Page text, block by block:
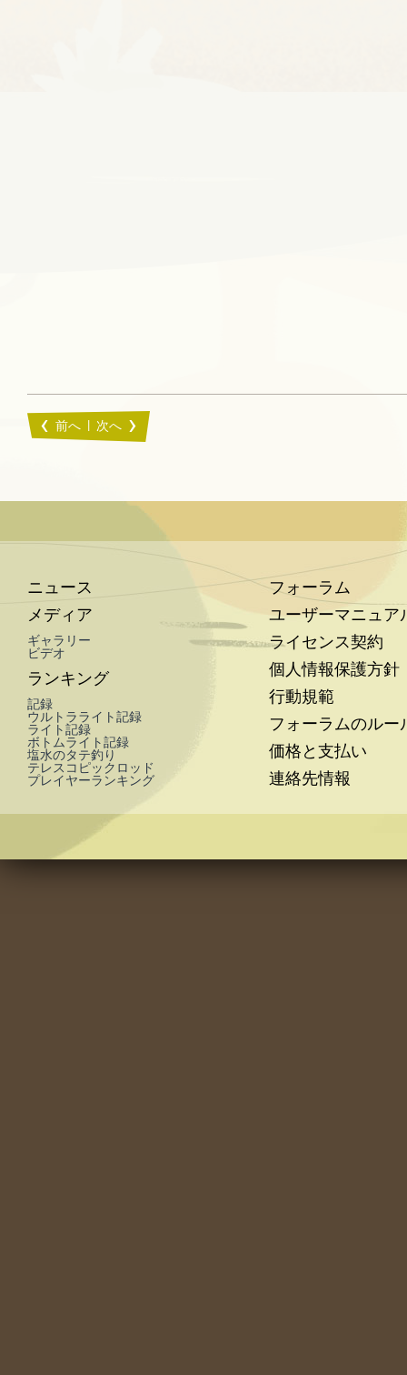
前へ | 次へ
ニュース
メディア
ギャラリー
ビデオ
ランキング
記録
ウルトラライト記録
ライト記録
ボトムライト記録
塩水のタテ釣り
テレスコピックロッド
プレイヤーランキング
フォーラム
ユーザーマニュア
ライセンス契約
個人情報保護方針
行動規範
フォーラムのルー
価格と支払い
連絡先情報